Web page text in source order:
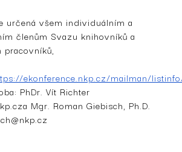
určená všem individuálním a
členům Svazu knihovníků a
ekonference.nkp.cz/mailman/
PhDr. Vít Richter
a Mgr. Roman Giebisch, Ph.D.